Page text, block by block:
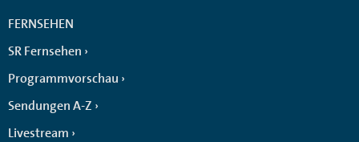
FERNSEHEN
SR Fernsehen
Programmvorschau
Sendungen A-Z
Livestream